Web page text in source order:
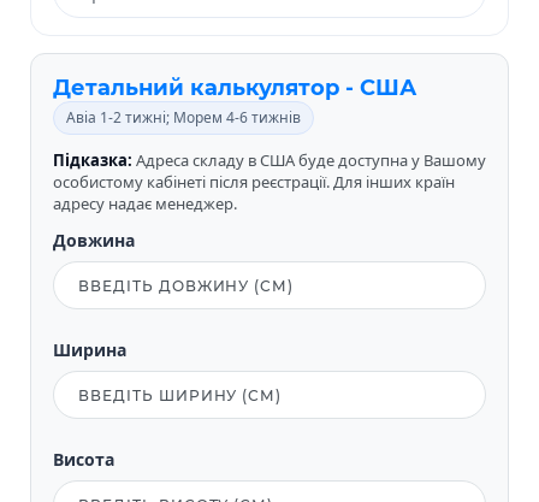
Детальний калькулятор - США
Авіа 1-2 тижні; Морем 4-6 тижнів
Підказка: Адреса складу в США буде доступна у Вашому
особистому кабінеті після реєстрації. Для інших країн
адресу надає менеджер.
Довжина
Ширина
Висота